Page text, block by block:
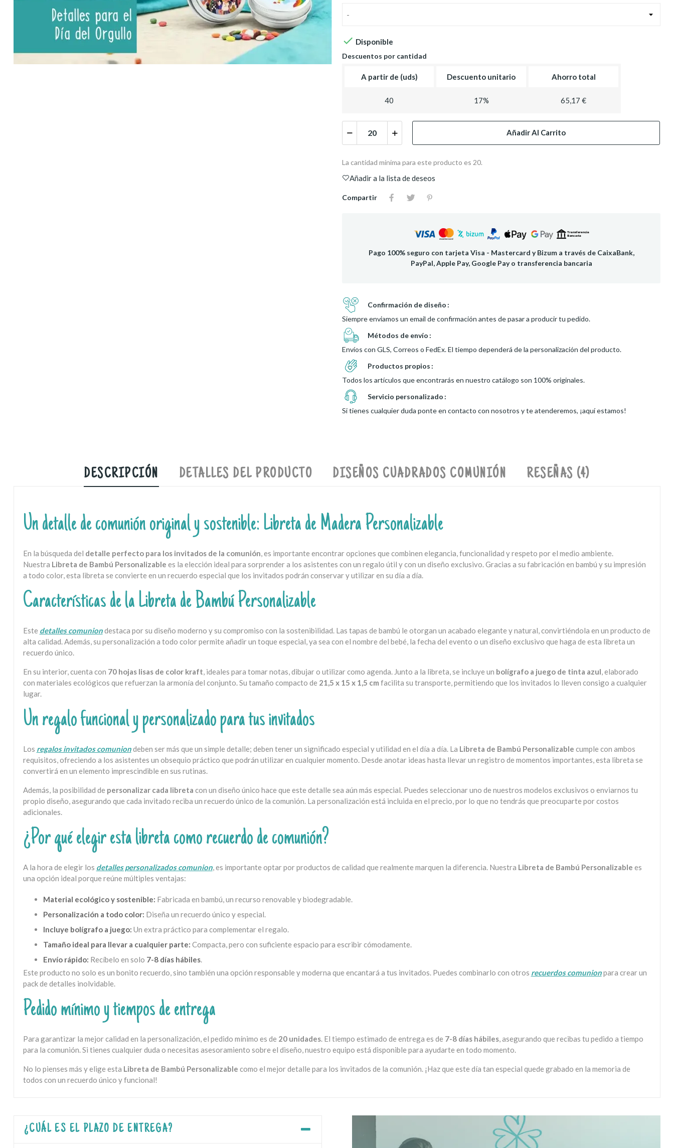
-
 Disponible
Descuentos por cantidad
A partir de (uds) Descuento unitario Ahorro total
40 17% 65,17 €
Añadir Al Carrito
La cantidad mínima para este producto es 20.
Añadir a la lista de deseos
Compartir
Pago 100% seguro con tarjeta Visa - Mastercard y Bizum a través de CaixaBank,
PayPal, Apple Pay, Google Pay o transferencia bancaria
Confirmación de diseño
Siempre enviamos un email de confirmación antes de pasar a producir tu pedido.
Métodos de envío
Envíos con GLS, Correos o FedEx. El tiempo dependerá de la personalización del producto.
Productos propios
Todos los artículos que encontrarás en nuestro catálogo son 100% originales.
Servicio personalizado
Si tienes cualquier duda ponte en contacto con nosotros y te atenderemos, ¡aquí estamos!
DESCRIPCIÓN DETALLES DEL PRODUCTO DISEÑOS CUADRADOS COMUNIÓN RESEÑAS (4)
Un detalle de comunión original y sostenible: Libreta de Madera Personalizable
En la búsqueda del detalle perfecto para los invitados de la comunión, es importante encontrar opciones que combinen elegancia, funcionalidad y respeto por el medio ambiente.
Nuestra Libreta de Bambú Personalizable es la elección ideal para sorprender a los asistentes con un regalo útil y con un diseño exclusivo. Gracias a su fabricación en bambú y su impresión
a todo color, esta libreta se convierte en un recuerdo especial que los invitados podrán conservar y utilizar en su día a día.
Características de la Libreta de Bambú Personalizable
Este detalles comuniondestaca por su diseño moderno y su compromiso con la sostenibilidad. Las tapas de bambú le otorgan un acabado elegante y natural, convirtiéndola en un producto de
alta calidad. Además, su personalización a todo color permite añadir un toque especial, ya sea con el nombre del bebé, la fecha del evento o un diseño exclusivo que haga de esta libreta un
recuerdo único.
En su interior, cuenta con 70 hojas lisas de color kraft, ideales para tomar notas, dibujar o utilizar como agenda. Junto a la libreta, se incluye un bolígrafo a juego de tinta azul, elaborado
con materiales ecológicos que refuerzan la armonía del conjunto. Su tamaño compacto de 21,5 x 15 x 1,5 cm facilita su transporte, permitiendo que los invitados lo lleven consigo a cualquier
lugar.
Un regalo funcional y personalizado para tus invitados
Los regalos invitados comuniondeben ser más que un simple detalle; deben tener un significado especial y utilidad en el día a día. La Libreta de Bambú Personalizable cumple con ambos
requisitos, ofreciendo a los asistentes un obsequio práctico que podrán utilizar en cualquier momento. Desde anotar ideas hasta llevar un registro de momentos importantes, esta libreta se
convertirá en un elemento imprescindible en sus rutinas.
Además, la posibilidad de personalizar cada libreta con un diseño único hace que este detalle sea aún más especial. Puedes seleccionar uno de nuestros modelos exclusivos o enviarnos tu
propio diseño, asegurando que cada invitado reciba un recuerdo único de la comunión. La personalización está incluida en el precio, por lo que no tendrás que preocuparte por costos
adicionales.
¿Por qué elegir esta libreta como recuerdo de comunión?
A la hora de elegir los detalles personalizados comunion, es importante optar por productos de calidad que realmente marquen la diferencia. Nuestra Libreta de Bambú Personalizable es
una opción ideal porque reúne múltiples ventajas:
Material ecológico y sostenible: Fabricada en bambú, un recurso renovable y biodegradable.
Personalización a todo color: Diseña un recuerdo único y especial.
Incluye bolígrafo a juego: Un extra práctico para complementar el regalo.
Tamaño ideal para llevar a cualquier parte: Compacta, pero con suficiente espacio para escribir cómodamente.
Envío rápido: Recíbelo en solo 7-8 días hábiles.
Este producto no solo es un bonito recuerdo, sino también una opción responsable y moderna que encantará a tus invitados. Puedes combinarlo con otros recuerdos comunionpara crear un
pack de detalles inolvidable.
Pedido mínimo y tiempos de entrega
Para garantizar la mejor calidad en la personalización, el pedido mínimo es de 20 unidades. El tiempo estimado de entrega es de 7-8 días hábiles, asegurando que recibas tu pedido a tiempo
para la comunión. Si tienes cualquier duda o necesitas asesoramiento sobre el diseño, nuestro equipo está disponible para ayudarte en todo momento.
No lo pienses más y elige esta Libreta de Bambú Personalizable como el mejor detalle para los invitados de la comunión. ¡Haz que este día tan especial quede grabado en la memoria de
todos con un recuerdo único y funcional!
¿CUÁL ES EL PLAZO DE ENTREGA?